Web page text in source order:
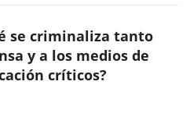
se criminaliza tanto
y a los medios de
críticos?